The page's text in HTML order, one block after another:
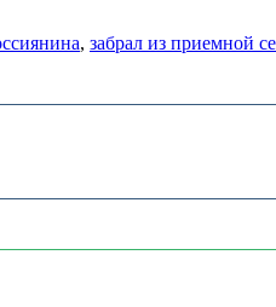
, забрал из приемной